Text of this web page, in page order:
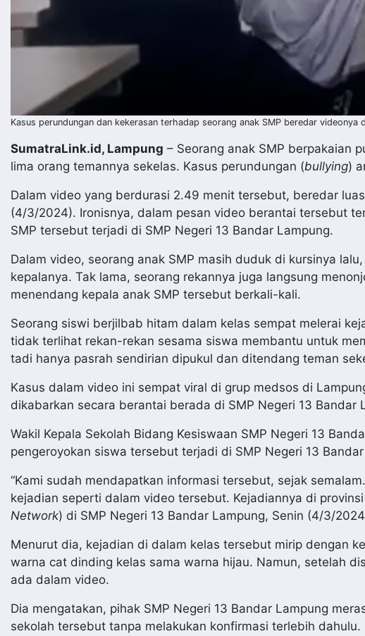
Kasus perundungan dan kekerasan terhadap seorang anak SMP beredar
SumatraLink.id, Lampung – Seorang anak SMP berpakaian
lima orang temannya sekelas. Kasus perundungan (bullying)
Dalam video yang berdurasi 2.49 menit tersebut, beredar
(4/3/2024). Ironisnya, dalam pesan video berantai tersebut
SMP tersebut terjadi di SMP Negeri 13 Bandar Lampung.
Dalam video, seorang anak SMP masih duduk di kursinya
kepalanya. Tak lama, seorang rekannya juga langsung
menendang kepala anak SMP tersebut berkali-kali.
Seorang siswi berjilbab hitam dalam kelas sempat melerai
tidak terlihat rekan-rekan sesama siswa membantu untuk
tadi hanya pasrah sendirian dipukul dan ditendang teman
Kasus dalam video ini sempat viral di grup medsos di
dikabarkan secara berantai berada di SMP Negeri 13 Bandar
Wakil Kepala Sekolah Bidang Kesiswaan SMP Negeri 13
pengeroyokan siswa tersebut terjadi di SMP Negeri 13
“Kami sudah mendapatkan informasi tersebut, sejak
kejadian seperti dalam video tersebut. Kejadiannya di
Network) di SMP Negeri 13 Bandar Lampung, Senin (4/3/
Menurut dia, kejadian di dalam kelas tersebut mirip dengan
warna cat dinding kelas sama warna hijau. Namun, setelah
ada dalam video.
Dia mengatakan, pihak SMP Negeri 13 Bandar Lampung
sekolah tersebut tanpa melakukan konfirmasi terlebih